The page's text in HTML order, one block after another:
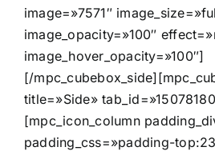
image=»7571″
image_opacity=»100″
image_hover_opacity=»100″]
[/
title=»Side»
[mpc_icon_column
padding_css=»padding-